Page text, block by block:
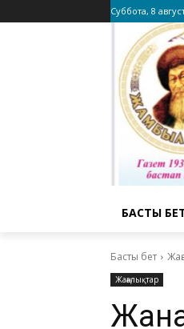
Суббота, 8
БАСТЫ
Басты бет
Жаңалықтар